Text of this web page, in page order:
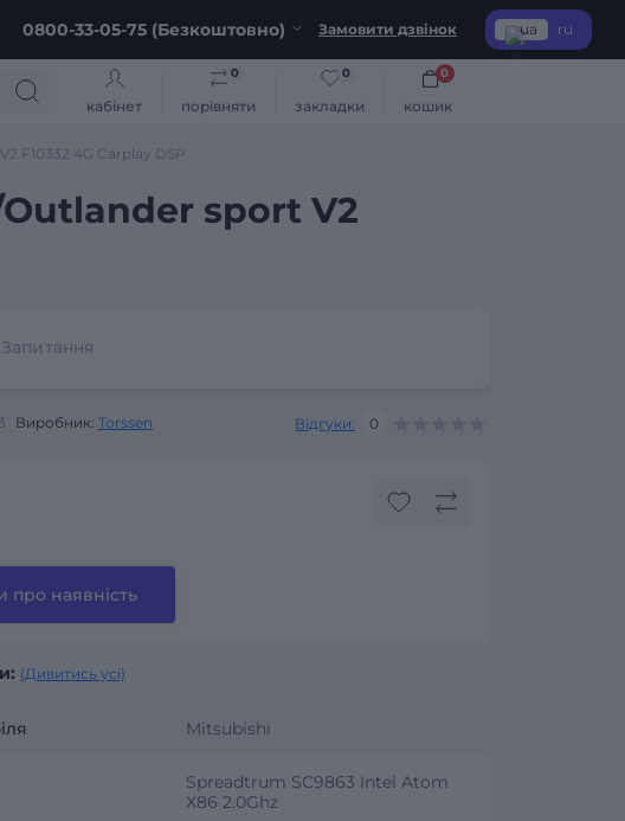
0800-33-05-75 (Безкоштовно) Замовити дзвінок ua ru
кабінет порівняти
0
закладки
0
кошик
0
F10332 4G Carplay DSP
sport V2
Запитання
Виробник: Torssen Відгуки: 0
про наявність
(Дивитись усі)
Mitsubishi
Spreadtrum SC9863 Intel Atom
X86 2.0Ghz